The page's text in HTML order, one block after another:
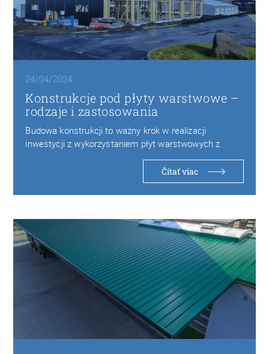
24/04/2024
Konstrukcje pod płyty warstwowe –
rodzaje i zastosowania
Budowa konstrukcji to ważny krok w realizacji
inwestycji z wykorzystaniem płyt warstwowych z
Čítať viac